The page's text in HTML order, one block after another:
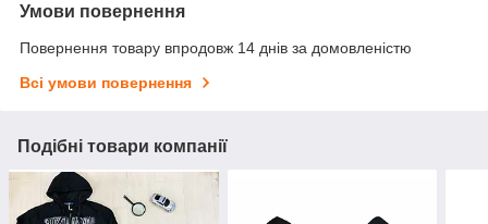
Умови повернення
Повернення товару впродовж 14 днів за домовленістю
Всі умови повернення
Подібні товари компанії